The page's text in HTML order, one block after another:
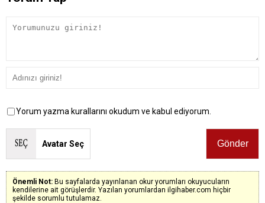
Yorum yazma kurallarını okudum ve kabul ediyorum.
Avatar Seç
Önemli Not: Bu sayfalarda yayınlanan okur yorumları okuyucuların
kendilerine ait görüşlerdir. Yazılan yorumlardan ilgihaber.com hiçbir
şekilde sorumlu tutulamaz.